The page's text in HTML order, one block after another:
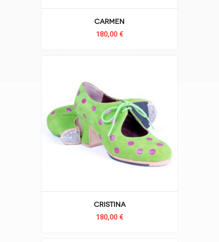
Carmen
180,00 €
Cristina
180,00 €